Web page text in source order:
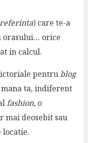
) care te-a
orasului… orice
in calcul.
pentrublog
ta, indiferent
fashion, o
deosebit sau
locatie.